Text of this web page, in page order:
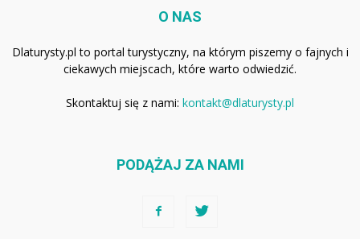
O NAS
Dlaturysty.pl to portal turystyczny, na którym piszemy o fajnych i
ciekawych miejscach, które warto odwiedzić.
Skontaktuj się z nami: kontakt@dlaturysty.pl
PODĄŻAJ ZA NAMI